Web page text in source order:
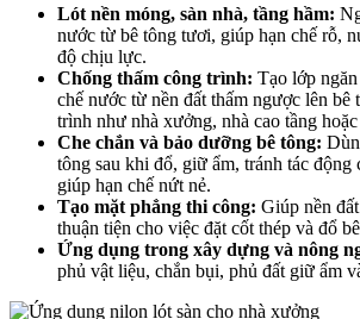
Lót nền móng, sàn nhà, tầng hầm:
nước từ bê tông tươi, giúp hạn chế rỗ,
độ chịu lực.
Chống thấm công trình: Tạo lớp
chế nước từ nền đất thấm ngược lên bê
trình như nhà xưởng, nhà cao tầng
Che chắn và bảo dưỡng bê tông:
tông sau khi đổ, giữ ẩm, tránh tác động
giúp hạn chế nứt nẻ.
Tạo mặt phẳng thi công: Giúp nền
thuận tiện cho việc đặt cốt thép và đổ
Ứng dụng trong xây dựng và nông
phủ vật liệu, chắn bụi, phủ đất giữ ẩm